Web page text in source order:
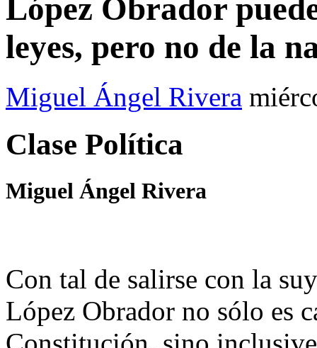
López Obrador
leyes, pero no de la
Miguel Ángel Rivera
Clase Política
Miguel Ángel Rivera
Con tal de salirse con la
López Obrador no sólo es